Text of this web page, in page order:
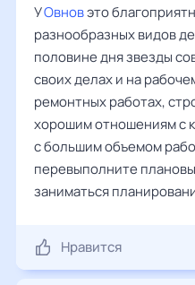
УОвновэто
разнообразных видов
половине дня звезды
своих делах и на
ремонтных работах,
хорошим отношениям с
с большим объемом
перевыполните
заниматься
Нравится